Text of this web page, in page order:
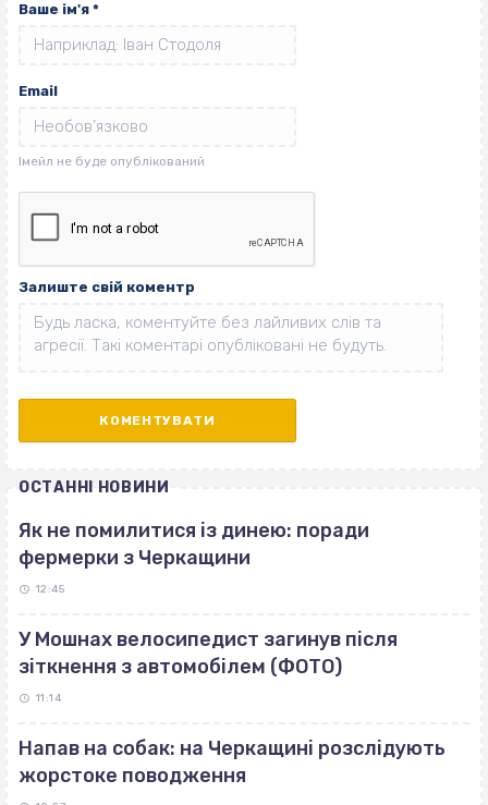
Ваше ім'я *
Email
Залиште свій коментр
ОСТАННІ НОВИНИ
Як не помилитися із динею: поради
фермерки з Черкащини
12:45
У Мошнах велосипедист загинув після
зіткнення з автомобілем (ФОТО)
11:14
Напав на собак: на Черкащині розслідують
жорстоке поводження